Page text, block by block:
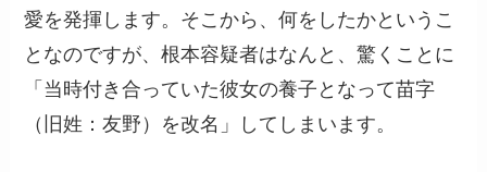
愛を発揮します。そこから、何をしたかというこ
となのですが、根本容疑者はなんと、驚くことに
「当時付き合っていた彼女の養子となって苗字
（旧姓：友野）を改名」してしまいます。